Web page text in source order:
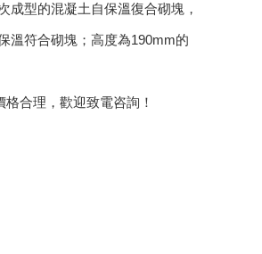
型的混凝土自保溫復合砌塊，
溫符合砌塊；高度為190mm的
合理，歡迎致電咨詢！